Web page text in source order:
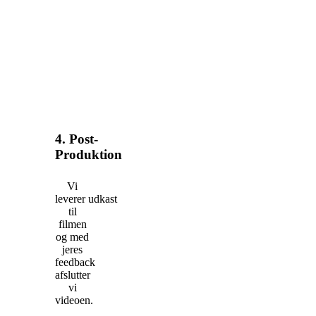
4. Post-
Produktion
Vi
leverer udkast
til
filmen
og med
jeres
feedback
afslutter
vi
videoen.